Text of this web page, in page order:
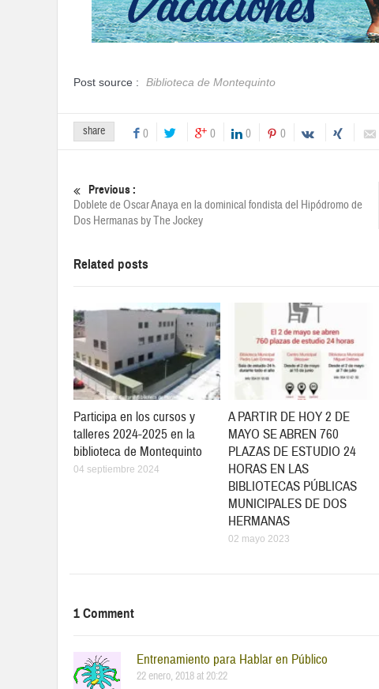
Post source : Biblioteca de Montequinto
share 0 0 0 0
Previous :
Doblete de Oscar Anaya en la dominical fondista del Hipódromo de
Dos Hermanas by The Jockey
Related posts
Participa en los cursos y
talleres 2024-2025 en la
biblioteca de Montequinto
04 septiembre 2024
A PARTIR DE HOY 2 DE
MAYO SE ABREN 760
PLAZAS DE ESTUDIO 24
HORAS EN LAS
BIBLIOTECAS PÚBLICAS
MUNICIPALES DE DOS
HERMANAS
02 mayo 2023
1 Comment
Entrenamiento para Hablar en Público
22 enero, 2018 at 20:22